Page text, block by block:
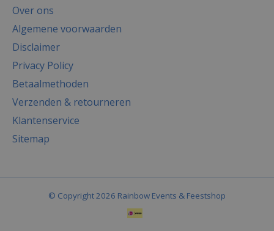
Over ons
Algemene voorwaarden
Disclaimer
Privacy Policy
Betaalmethoden
Verzenden & retourneren
Klantenservice
Sitemap
© Copyright 2026 Rainbow Events & Feestshop